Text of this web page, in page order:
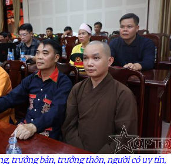
trưởng bản, trưởng thôn, người có uy tín,